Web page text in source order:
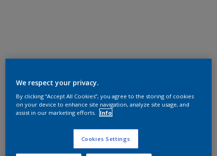
We respect your privacy.
By clicking “Accept All Cookies”, you agree to the storing of cookies
on your device to enhance site navigation, analyze site usage, and
assist in our marketing efforts.
Info
Cookies Settings